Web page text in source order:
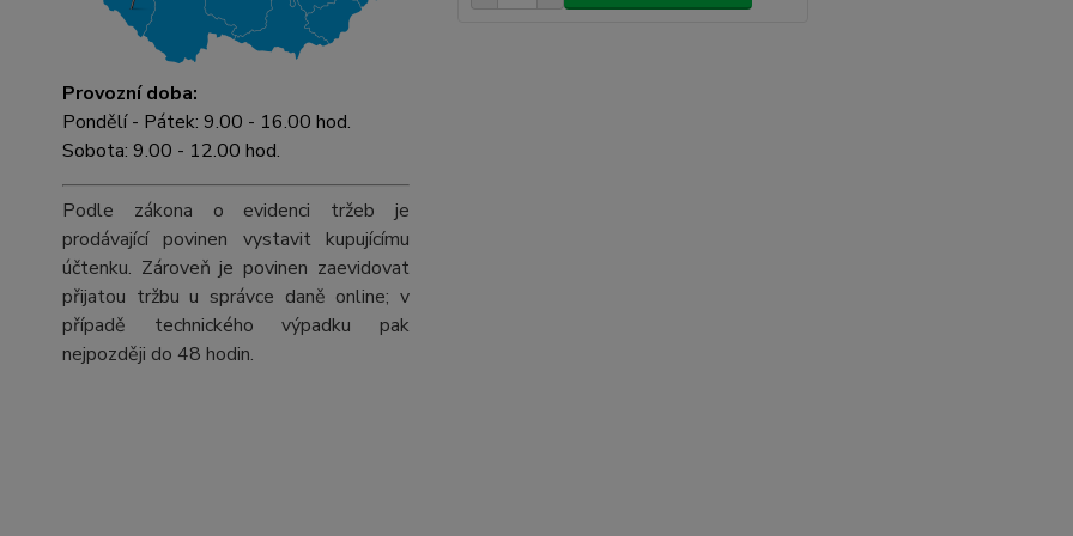
Provozní doba:
Pondělí - Pátek: 9.00 - 16.00 hod.
Sobota: 9.00 - 12.00 hod.
Podle zákona o evidenci tržeb je
prodávající povinen vystavit kupujícímu
účtenku. Zároveň je povinen zaevidovat
přijatou tržbu u správce daně online; v
případě technického výpadku pak
nejpozději do 48 hodin.